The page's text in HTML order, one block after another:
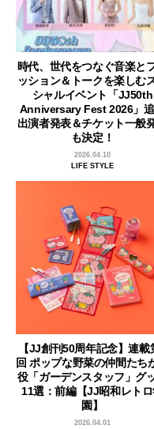
時代、世代をつなぐ音楽と
ッション＆トークを楽しむ
シャルイベント「JJ50th
Anniversary Fest 2026」
出演者発表＆チケット一般
も決定！
2026.04.10
LIFE STYLE
【JJ創刊50周年記念】連載
回 ポップな野菜の仲間たち
役「ガーデンスタッフ」グ
11選：前編【JJ昭和レト
園】
2026.04.01